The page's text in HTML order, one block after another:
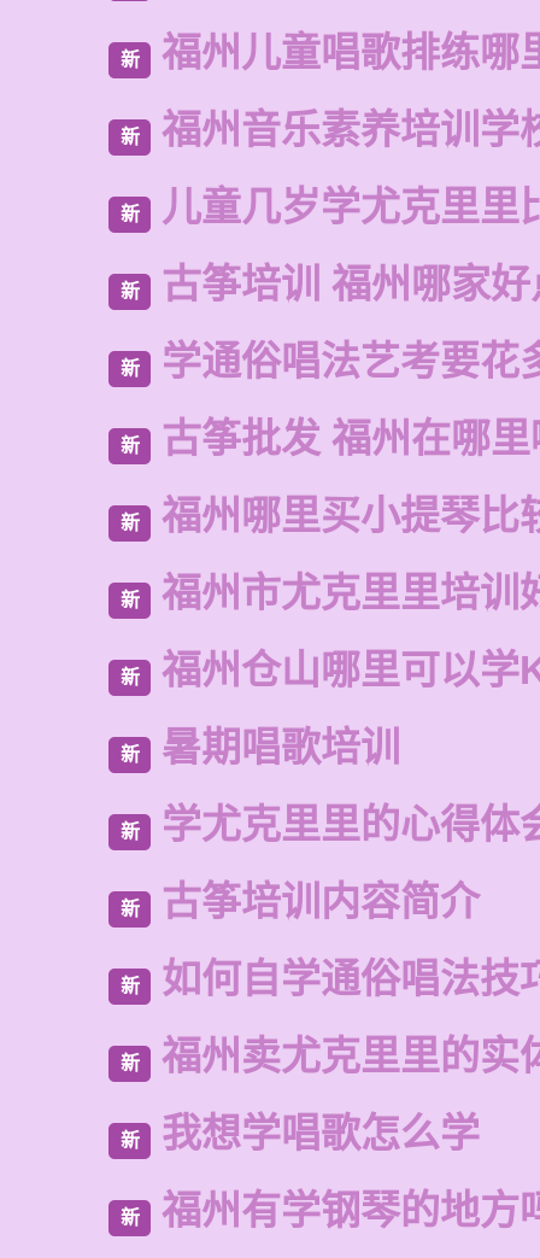
新 福州儿童唱歌排练哪
新 福州音乐素养培训学
新 儿童几岁学尤克里里
新 古筝培训 福州哪家好
新 学通俗唱法艺考要花
新 古筝批发 福州在哪
新 福州哪里买小提琴比
新 福州市尤克里里培训
新 福州仓山哪里可以学
新 暑期唱歌培训
新 学尤克里里的心得体
新 古筝培训内容简介
新 如何自学通俗唱法技
新 福州卖尤克里里的实
新 我想学唱歌怎么学
新 福州有学钢琴的地方